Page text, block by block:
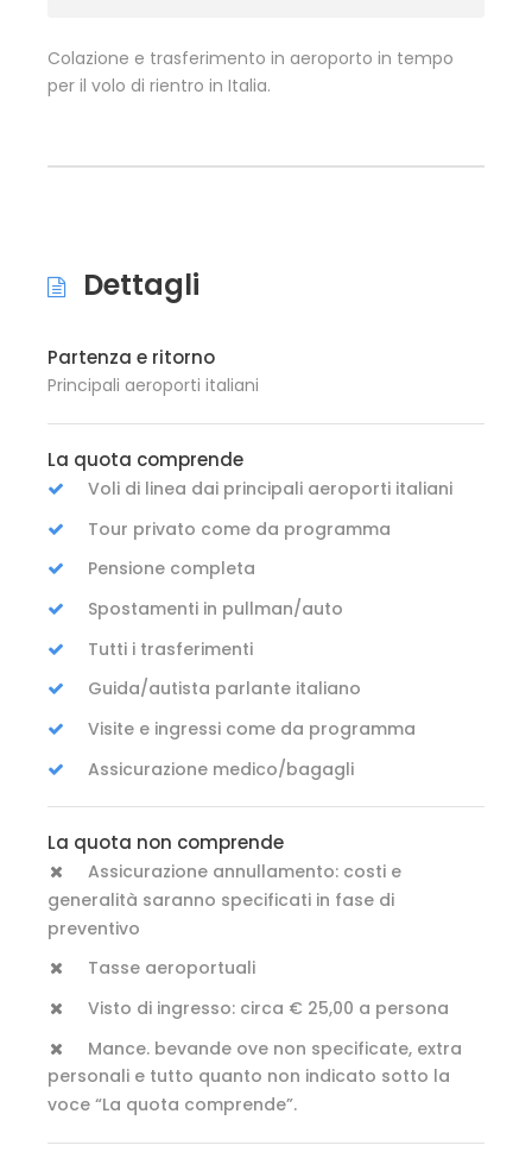
Colazione e trasferimento in aeroporto in tempo
per il volo di rientro in Italia.
Dettagli
Partenza e ritorno
Principali aeroporti italiani
La quota comprende
Voli di linea dai principali aeroporti italiani
Tour privato come da programma
Pensione completa
Spostamenti in pullman/auto
Tutti i trasferimenti
Guida/autista parlante italiano
Visite e ingressi come da programma
Assicurazione medico/bagagli
La quota non comprende
Assicurazione annullamento: costi e
generalità saranno specificati in fase di
preventivo
Tasse aeroportuali
Visto di ingresso: circa € 25,00 a persona
Mance. bevande ove non specificate, extra
personali e tutto quanto non indicato sotto la
voce “La quota comprende”.